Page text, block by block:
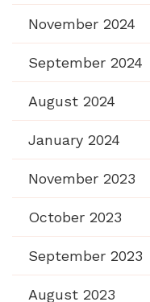
November 2024
September 2024
August 2024
January 2024
November 2023
October 2023
September 2023
August 2023